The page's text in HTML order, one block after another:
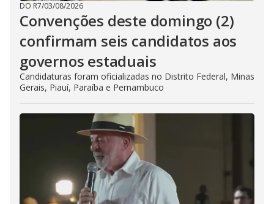
DO R7/03/08/2026
Convenções deste domingo (2)
confirmam seis candidatos aos
governos estaduais
Candidaturas foram oficializadas no Distrito Federal, Minas
Gerais, Piauí, Paraíba e Pernambuco